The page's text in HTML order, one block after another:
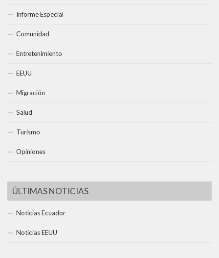
Informe Especial
Comunidad
Entretenimiento
EEUU
Migración
Salud
Turismo
Opiniones
ÚLTIMAS NOTICIAS
Noticias Ecuador
Noticias EEUU